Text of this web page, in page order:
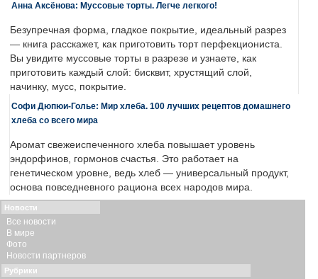
Анна Аксёнова: Муссовые торты. Легче легкого!
Безупречная форма, гладкое покрытие, идеальный разрез
— книга расскажет, как приготовить торт перфекциониста.
Вы увидите муссовые торты в разрезе и узнаете, как
приготовить каждый слой: бисквит, хрустящий слой,
начинку, мусс, покрытие.
Софи Дюпюи-Голье: Мир хлеба. 100 лучших рецептов домашнего
хлеба со всего мира
Аромат свежеиспеченного хлеба повышает уровень
эндорфинов, гормонов счастья. Это работает на
генетическом уровне, ведь хлеб — универсальный продукт,
основа повседневного рациона всех народов мира.
Новости
Все новости
В мире
Фото
Новости партнеров
Рубрики